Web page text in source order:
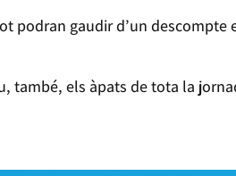
podran gaudir d’un
també, els àpats de tota la